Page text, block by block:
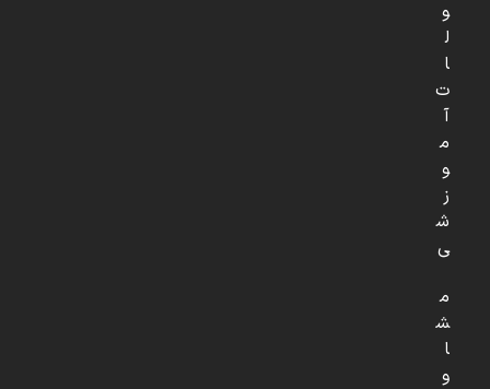
و
ل
ا
ت
آ
م
و
ز
ش
ی
م
ش
ا
و